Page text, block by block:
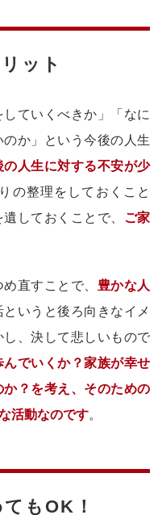
ット
ていくべきか」「なに
か」という今後の人生
の人生に対する不安が少
の整理をしておくこと
しておくことで、 ご家
直すことで、 豊かな人
というと後ろ向きなイメ
、決して悲しいもので
でいくか？家族が幸せ
？を考え、そのための
活動なのです。
もOK！